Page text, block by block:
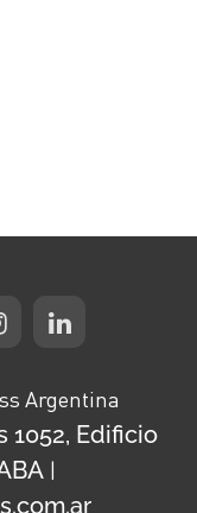
Argentina
1052, Edificio
|